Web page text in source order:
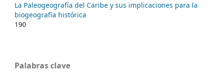
La Paleogeografía del Caribe y sus implicaciones para la
biogeografía histórica
190
Palabras clave